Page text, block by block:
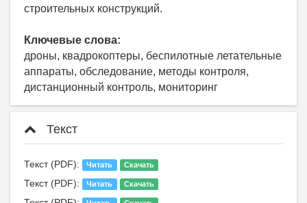
строительных конструкций.
Ключевые слова:
дроны, квадрокоптеры, беспилотные летательные
аппараты, обследование, методы контроля,
дистанционный контроль, мониторинг
Текст
Текст (PDF): Читать Скачать
Текст (PDF): Читать Скачать